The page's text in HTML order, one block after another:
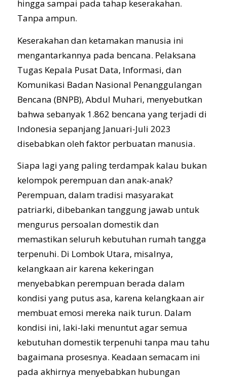
hingga sampai pada tahap keserakahan.
Tanpa ampun.
Keserakahan dan ketamakan manusia ini
mengantarkannya pada bencana. Pelaksana
Tugas Kepala Pusat Data, Informasi, dan
Komunikasi Badan Nasional Penanggulangan
Bencana (BNPB), Abdul Muhari, menyebutkan
bahwa sebanyak 1.862 bencana yang terjadi di
Indonesia sepanjang Januari-Juli 2023
disebabkan oleh faktor perbuatan manusia.
Siapa lagi yang paling terdampak kalau bukan
kelompok perempuan dan anak-anak?
Perempuan, dalam tradisi masyarakat
patriarki, dibebankan tanggung jawab untuk
mengurus persoalan domestik dan
memastikan seluruh kebutuhan rumah tangga
terpenuhi. Di Lombok Utara, misalnya,
kelangkaan air karena kekeringan
menyebabkan perempuan berada dalam
kondisi yang putus asa, karena kelangkaan air
membuat emosi mereka naik turun. Dalam
kondisi ini, laki-laki menuntut agar semua
kebutuhan domestik terpenuhi tanpa mau tahu
bagaimana prosesnya. Keadaan semacam ini
pada akhirnya menyebabkan hubungan